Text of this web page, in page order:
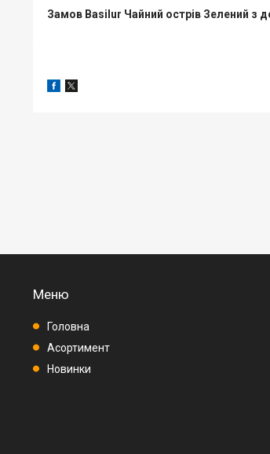
Замов Basilur Чайний острів Зелений з
Меню
Головна
Асортимент
Новинки